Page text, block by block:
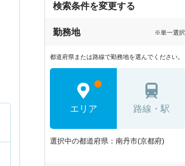
検索条件を変更する
勤務地 ※単一選択
都道府県または路線で勤務地を選んでください。
エリア 路線・駅
選択中の都道府県：南丹市(京都府)